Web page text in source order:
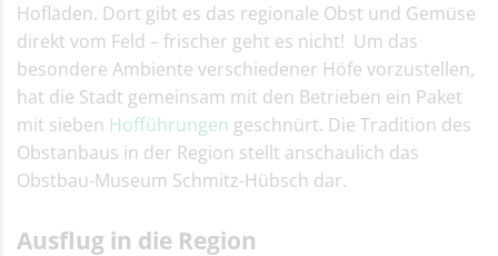
Hofläden. Dort gibt es das regionale Obst und Gemüse
direkt vom Feld – frischer geht es nicht! Um das
besondere Ambiente verschiedener Höfe vorzustellen,
hat die Stadt gemeinsam mit den Betrieben ein Paket
mit sieben Hofführungen geschnürt. Die Tradition des
Obstanbaus in der Region stellt anschaulich das
Obstbau-Museum Schmitz-Hübsch dar.
Ausflug in die Region